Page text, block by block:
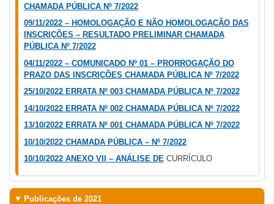
CHAMADA PÚBLICA Nº 7/2022
09/11/2022 – HOMOLOGAÇÃO E NÃO HOMOLOGAÇÃO DAS
INSCRIÇÕES – RESULTADO PRELIMINAR CHAMADA
PÚBLICA Nº 7/2022
04/11/2022 – COMUNICADO Nº 01 – PRORROGAÇÃO DO
PRAZO DAS INSCRIÇÕES CHAMADA PÚBLICA Nº 7/2022
25/10/2022 ERRATA Nº 003 CHAMADA PÚBLICA Nº 7/2022
14/10/2022 ERRATA Nº 002 CHAMADA PÚBLICA Nº 7/2022
13/10/2022 ERRATA Nº 001 CHAMADA PÚBLICA Nº 7/2022
10/10/2022 CHAMADA PÚBLICA – Nº 7/2022
10/10/2022 ANEXO VII – ANÁLISE DECURRÍCULO
Publicações de 2021